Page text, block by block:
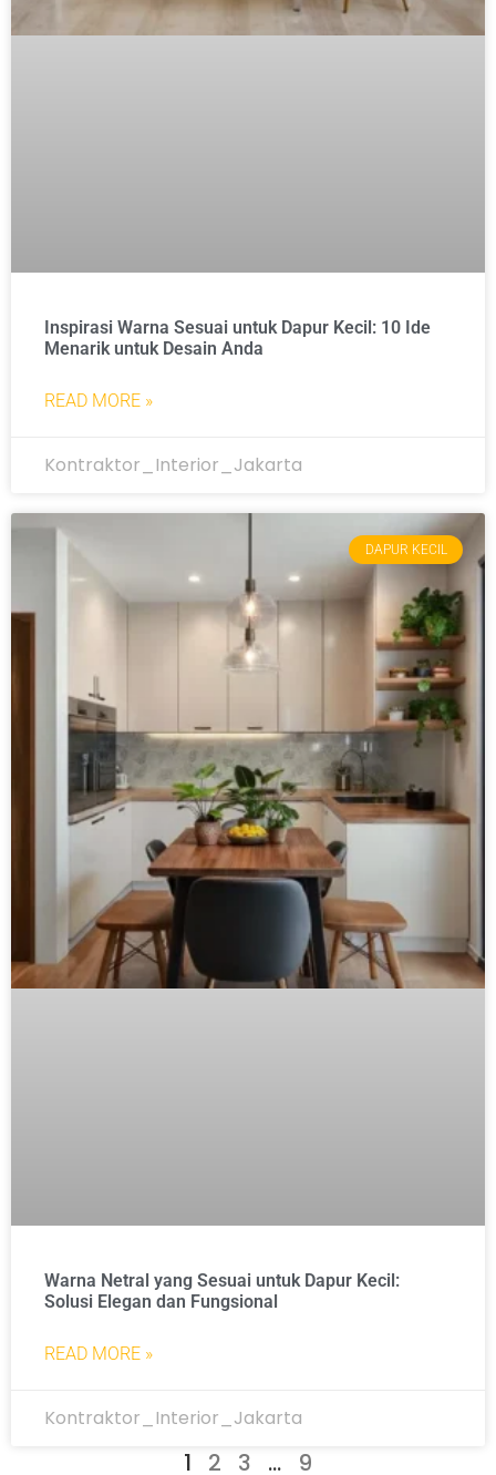
Inspirasi Warna Sesuai untuk Dapur Kecil: 10 Ide
Menarik untuk Desain Anda
READ MORE »
Kontraktor_Interior_Jakarta
DAPUR KECIL
Warna Netral yang Sesuai untuk Dapur Kecil:
Solusi Elegan dan Fungsional
READ MORE »
Kontraktor_Interior_Jakarta
1 2 3 … 9